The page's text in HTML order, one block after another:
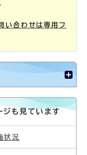
い合わせは専用フ
ジも見ています
状況